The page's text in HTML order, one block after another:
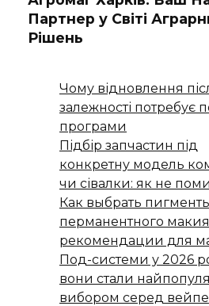
Партнер у Світі
Рішень
Чому відновлення
залежності потребує
програми
Підбір запчастин під
конкретну модель
чи сівалки: як не
Как выбрать
перманентного
рекомендации для
Под-системи у 2026
вони стали
вибором серед